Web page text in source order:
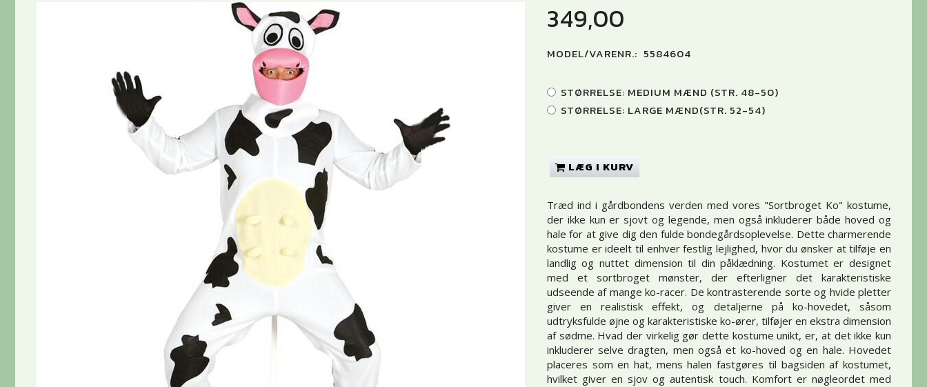
349,00
MODEL/VARENR.: 5584604
STØRRELSE: MEDIUM MÆND (STR. 48-50)
STØRRELSE: LARGE MÆND(STR. 52-54)
LÆG I KURV
Træd ind i gårdbondens verden med vores "Sortbroget Ko" kostume,
der ikke kun er sjovt og legende, men også inkluderer både hoved og
hale for at give dig den fulde bondegårdsoplevelse. Dette charmerende
kostume er ideelt til enhver festlig lejlighed, hvor du ønsker at tilføje en
landlig og nuttet dimension til din påklædning. Kostumet er designet
med et sortbroget mønster, der efterligner det karakteristiske
udseende af mange ko-racer. De kontrasterende sorte og hvide pletter
giver en realistisk effekt, og detaljerne på ko-hovedet, såsom
udtryksfulde øjne og karakteristiske ko-ører, tilføjer en ekstra dimension
af sødme. Hvad der virkelig gør dette kostume unikt, er, at det ikke kun
inkluderer selve dragten, men også et ko-hoved og en hale. Hovedet
placeres som en hat, mens halen fastgøres til bagsiden af kostumet,
hvilket giver en sjov og autentisk touch. Komfort er nøgleordet med